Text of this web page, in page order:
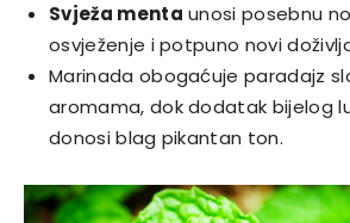
Svježa menta unosi posebnu
osvježenje i potpuno novi
Marinada obogaćuje paradajz
aromama, dok dodatak bijelog
donosi blag pikantan ton.